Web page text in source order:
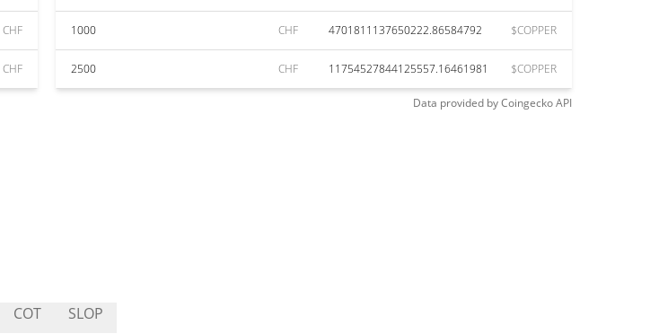
CHF
CHF
1000 CHF 4701811137650222.86584792 $COPPER
2500 CHF 11754527844125557.16461981 $COPPER
Data provided byCoingeckoAPI
COT SLOP